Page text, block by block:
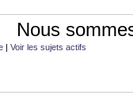
Nous
| Voir les sujets actifs